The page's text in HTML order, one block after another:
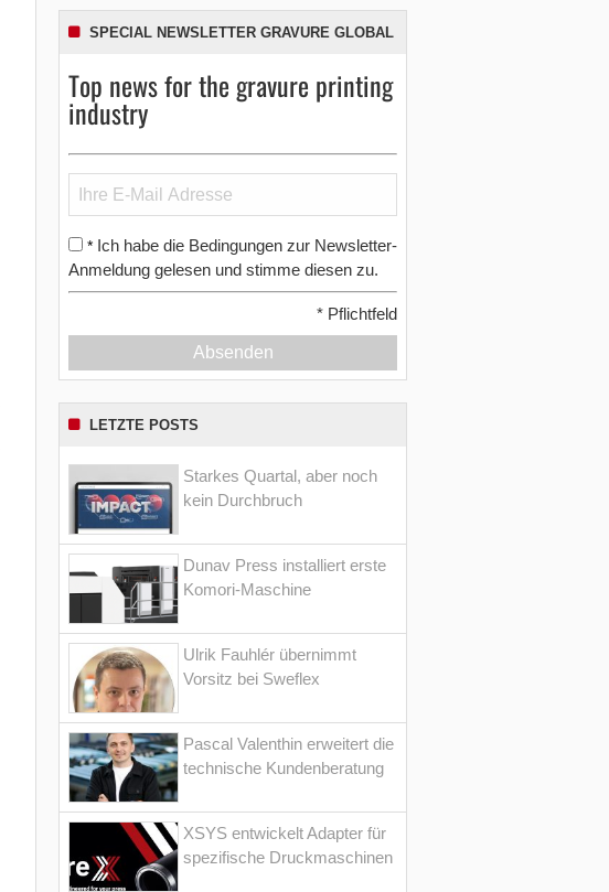
SPECIAL NEWSLETTER GRAVURE GLOBAL
Top news for the gravure printing
industry
* Ich habe die Bedingungen zur Newsletter-
Anmeldung gelesen und stimme diesen zu.
* Pflichtfeld
Absenden
LETZTE POSTS
Starkes Quartal, aber noch
kein Durchbruch
Dunav Press installiert erste
Komori-Maschine
Ulrik Fauhlér übernimmt
Vorsitz bei Sweflex
Pascal Valenthin erweitert die
technische Kundenberatung
XSYS entwickelt Adapter für
spezifische Druckmaschinen